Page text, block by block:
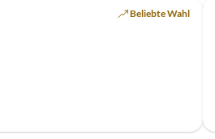
Beliebte Wahl